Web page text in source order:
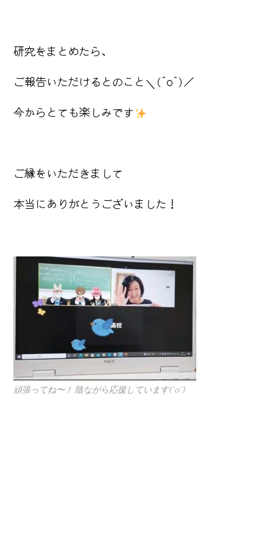
研究をまとめたら、
ご報告いただけるとのこと＼(^o^)／
今からとても楽しみです
ご縁をいただきまして
本当にありがとうございました！
頑張ってね〜！ 陰ながら応援しています(^o^)